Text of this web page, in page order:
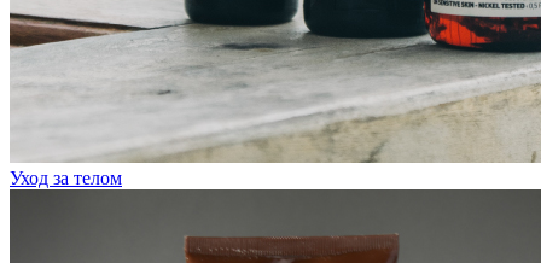
Уход за телом